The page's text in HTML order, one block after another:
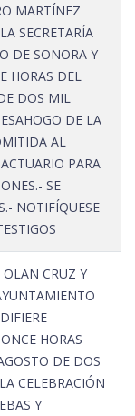
MARTÍNEZ
SECRETARÍA
DE SONORA Y
HORAS DEL
DOS MIL
DE LA
AL
PARA
SE
NOTIFÍQUESE
OLAN CRUZ Y
HORAS
DE DOS
CELEBRACIÓN
Y